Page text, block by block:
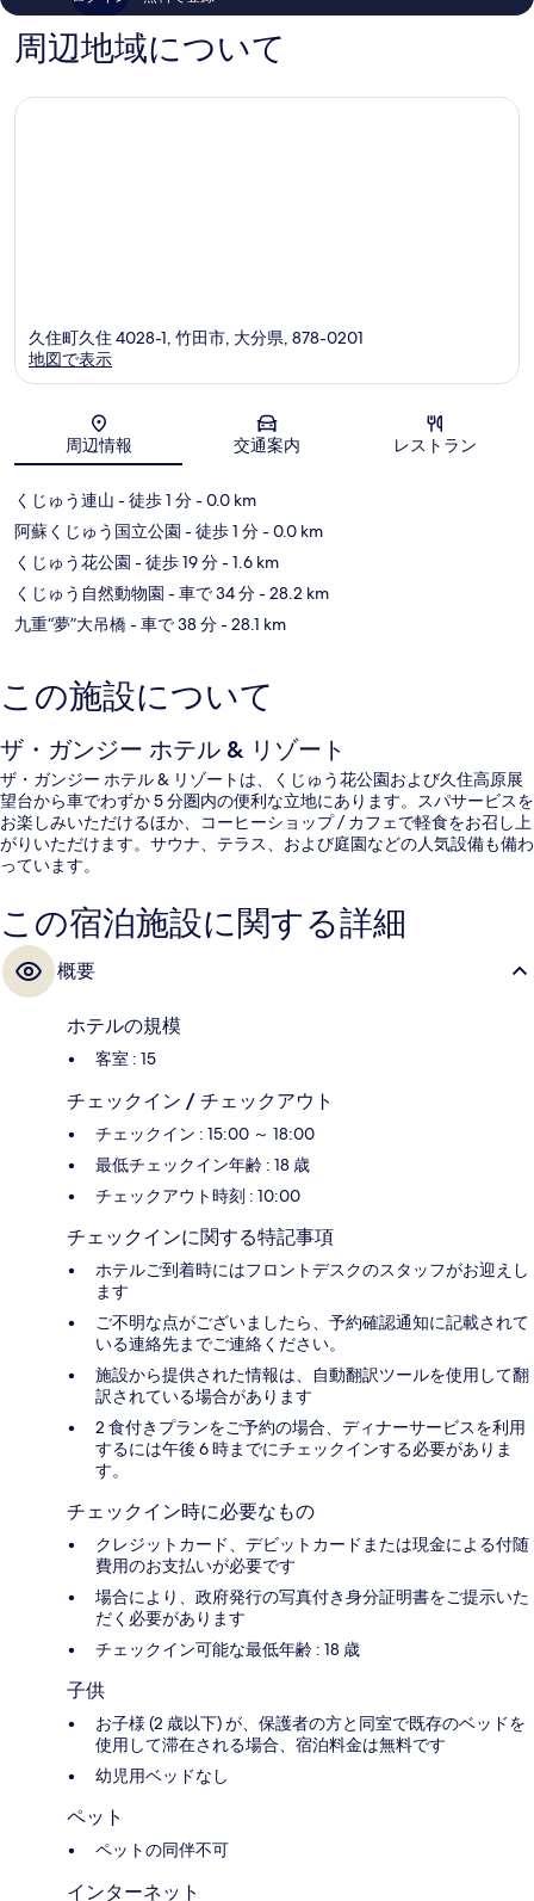
215
件
の
周辺地域について
地図
久住町久住 4028-1, 竹田市, 大分県, 878-0201
地図で表示
周辺情報 交通案内 レストラン
くじゅう連山 - 徒歩 1 分- 0.0 km
阿蘇くじゅう国立公園 - 徒歩 1 分- 0.0 km
くじゅう花公園 - 徒歩 19 分- 1.6 km
くじゅう自然動物園 - 車で 34 分- 28.2 km
九重“夢”大吊橋- 車で 38 分- 28.1 km
この施設について
ザ・ガンジー ホテル & リゾート
ザ・ガンジー ホテル & リゾートは、くじゅう花公園および久住高原展
望台から車でわずか 5 分圏内の便利な立地にあります。スパサービスを
お楽しみいただけるほか、コーヒーショップ / カフェで軽食をお召し上
がりいただけます。サウナ、テラス、および庭園などの人気設備も備わ
っています。
この宿泊施設に関する詳細
概要
ホテルの規模
客室 : 15
チェックイン / チェックアウト
チェックイン : 15:00 ～ 18:00
最低チェックイン年齢 : 18 歳
チェックアウト時刻 : 10:00
チェックインに関する特記事項
ホテルご到着時にはフロントデスクのスタッフがお迎えし
ます
ご不明な点がございましたら、予約確認通知に記載されて
いる連絡先までご連絡ください。
施設から提供された情報は、自動翻訳ツールを使用して翻
訳されている場合があります
2 食付きプランをご予約の場合、ディナーサービスを利用
するには午後 6 時までにチェックインする必要がありま
す。
チェックイン時に必要なもの
クレジットカード、デビットカードまたは現金による付随
費用のお支払いが必要です
場合により、政府発行の写真付き身分証明書をご提示いた
だく必要があります
チェックイン可能な最低年齢 : 18 歳
子供
お子様 (2 歳以下) が、保護者の方と同室で既存のベッドを
使用して滞在される場合、宿泊料金は無料です
幼児用ベッドなし
ペット
ペットの同伴不可
インターネット